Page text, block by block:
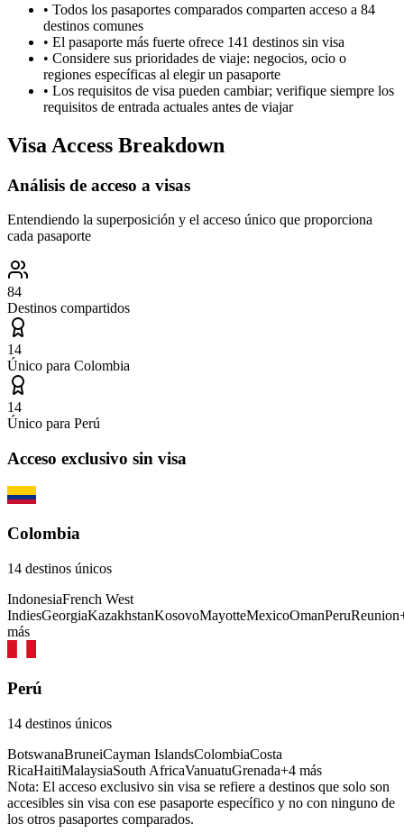
• Todos los pasaportes comparados comparten acceso a 84
destinos comunes
• El pasaporte más fuerte ofrece 141 destinos sin visa
• Considere sus prioridades de viaje: negocios, ocio o
regiones específicas al elegir un pasaporte
• Los requisitos de visa pueden cambiar; verifique siempre los
requisitos de entrada actuales antes de viajar
Visa Access Breakdown
Análisis de acceso a visas
Entendiendo la superposición y el acceso único que proporciona
cada pasaporte
84
Destinos compartidos
14
Único para Colombia
14
Único para Perú
Acceso exclusivo sin visa
Colombia
14 destinos únicos
IndonesiaFrench West
IndiesGeorgiaKazakhstanKosovoMayotteMexicoOmanPeruReunion
más
Perú
14 destinos únicos
BotswanaBruneiCayman IslandsColombiaCosta
RicaHaitiMalaysiaSouth AfricaVanuatuGrenada+4 más
Nota: El acceso exclusivo sin visa se refiere a destinos que solo son
accesibles sin visa con ese pasaporte específico y no con ninguno de
los otros pasaportes comparados.